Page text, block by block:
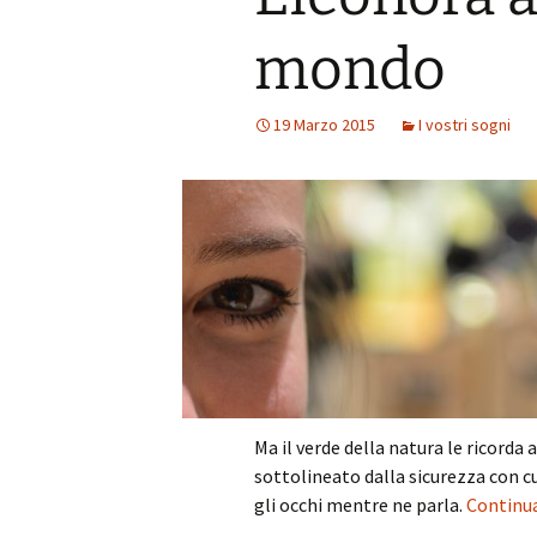
mondo
19 Marzo 2015 I vostri sogni
Ma il verde della natura le ricorda
sottolineato dalla sicurezza con
gli occhi mentre ne parla.